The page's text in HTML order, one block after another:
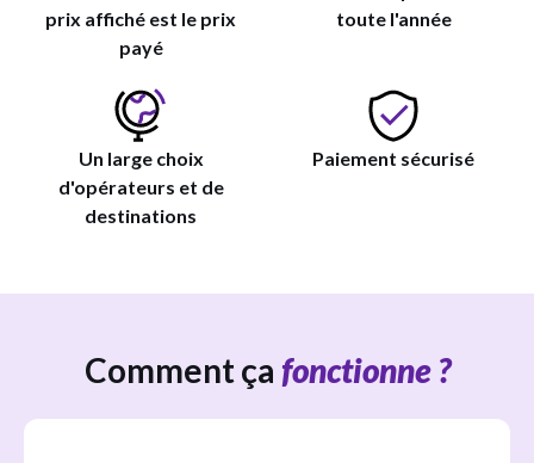
prix affiché est le prix
payé
toute l'année
Un large choix
d'opérateurs et de
destinations
Paiement sécurisé
Comment ça fonctionne ?